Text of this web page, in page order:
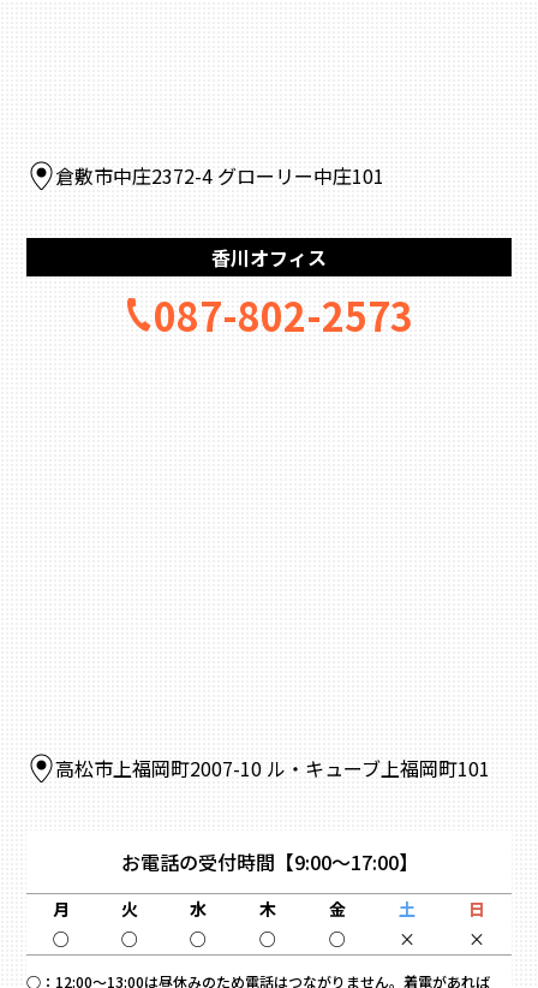
倉敷市中庄2372-4 グローリー中庄101
香川オフィス
087-802-2573
高松市上福岡町2007-10 ル・キューブ上福岡町101
お電話の受付時間 【9:00～17:00】
月 火 水 木 金 土
日
○
○ ○ ○ ○ × ×
○： 12:00～13:00は昼休みのため電話はつながりません。着電があれば